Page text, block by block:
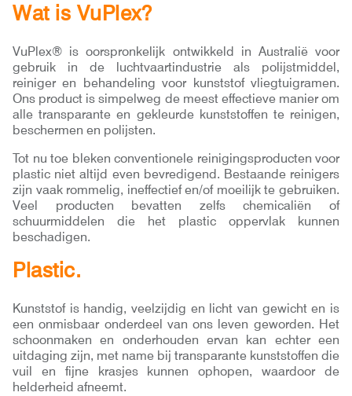
Wat is VuPlex?
VuPlex® is oorspronkelijk ontwikkeld in Australië voor
gebruik in de luchtvaartindustrie als polijstmiddel,
reiniger en behandeling voor kunststof vliegtuigramen.
Ons product is simpelweg de meest effectieve manier om
alle transparante en gekleurde kunststoffen te reinigen,
beschermen en polijsten.
Tot nu toe bleken conventionele reinigingsproducten voor
plastic niet altijd even bevredigend. Bestaande reinigers
zijn vaak rommelig, ineffectief en/of moeilijk te gebruiken.
Veel producten bevatten zelfs chemicaliën of
schuurmiddelen die het plastic oppervlak kunnen
beschadigen.
Plastic.
Kunststof is handig, veelzijdig en licht van gewicht en is
een onmisbaar onderdeel van ons leven geworden. Het
schoonmaken en onderhouden ervan kan echter een
uitdaging zijn, met name bij transparante kunststoffen die
vuil en fijne krasjes kunnen ophopen, waardoor de
helderheid afneemt.